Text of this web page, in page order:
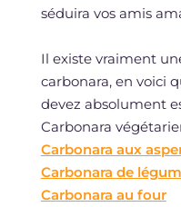
séduira vos amis
Il existe vraiment
carbonara, en voici
devez absolument
Carbonara
Carbonara aux
Carbonara de
Carbonara au four